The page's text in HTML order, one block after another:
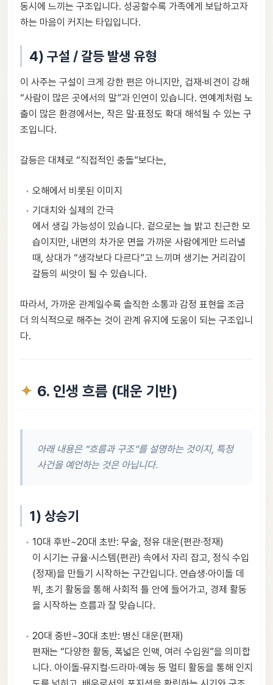
동시에 느끼는 구조입니다. 성공할수록 가족에게 보답하고자
하는 마음이 커지는 타입입니다.
4) 구설 / 갈등 발생 유형
이 사주는 구설이 크게 강한 편은 아니지만, 겁재·비견이 강해
“사람이 많은 곳에서의 말”과 인연이 있습니다. 연예계처럼 노
출이 많은 환경에서는, 작은 말·표정도 확대 해석될 수 있는 구
조입니다.
갈등은 대체로 “직접적인 충돌”보다는,
오해에서 비롯된 이미지
기대치와 실제의 간극
에서 생길 가능성이 있습니다. 겉으로는 늘 밝고 친근한 모
습이지만, 내면의 차가운 면을 가까운 사람에게만 드러낼
때, 상대가 “생각보다 다르다”고 느끼며 생기는 거리감이
갈등의 씨앗이 될 수 있습니다.
따라서, 가까운 관계일수록 솔직한 소통과 감정 표현을 조금
더 의식적으로 해주는 것이 관계 유지에 도움이 되는 구조입니
다.
6. 인생 흐름 (대운 기반)
아래 내용은 “흐름과 구조”를 설명하는 것이지, 특정
사건을 예언하는 것은 아닙니다.
1) 상승기
10대 후반~20대 초반: 무술, 정유 대운(편관·정재)
이 시기는 규율·시스템(편관) 속에서 자리 잡고, 정식 수입
(정재)을 만들기 시작하는 구간입니다. 연습생·아이돌 데
뷔, 초기 활동을 통해 사회적 틀 안에 들어가고, 경제 활동
을 시작하는 흐름과 잘 맞습니다.
20대 중반~30대 초반: 병신 대운(편재)
편재는 “다양한 활동, 폭넓은 인맥, 여러 수입원”을 의미합
니다. 아이돌·뮤지컬·드라마·예능 등 멀티 활동을 통해 인지